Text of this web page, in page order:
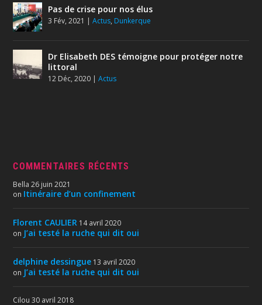
Pas de crise pour nos élus
3 Fév, 2021 |Actus, Dunkerque
Dr Elisabeth DES témoigne pour protéger notre
littoral
12 Déc, 2020 |Actus
COMMENTAIRES RÉCENTS
Bella 26 juin 2021
on Itinéraire d’un confinement
Florent CAULIER 14 avril 2020
on J’ai testé la ruche qui dit oui
delphine dessingue 13 avril 2020
on J’ai testé la ruche qui dit oui
Cilou 30 avril 2018